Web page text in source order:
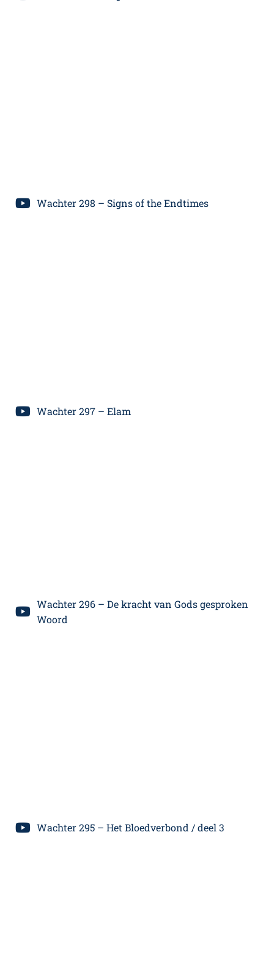
Wachter 298 – Signs of the Endtimes
Wachter 297 – Elam
Wachter 296 – De kracht van Gods gesproken
Woord
Wachter 295 – Het Bloedverbond / deel 3